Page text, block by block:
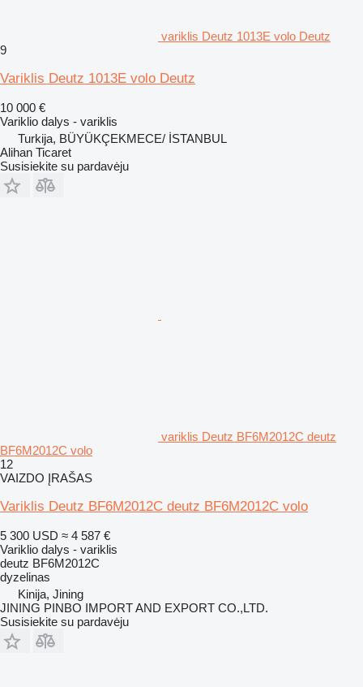
variklis Deutz 1013E volo Deutz
9
Variklis Deutz 1013E volo Deutz
10 000 €
Variklio dalys - variklis
Turkija, BÜYÜKÇEKMECE/ İSTANBUL
Alihan Ticaret
Susisiekite su pardavėju
variklis Deutz BF6M2012C deutz
BF6M2012C volo
12
VAIZDO ĮRAŠAS
Variklis Deutz BF6M2012C deutz BF6M2012C volo
5 300 USD ≈ 4 587 €
Variklio dalys - variklis
deutz BF6M2012C
dyzelinas
Kinija, Jining
JINING PINBO IMPORT AND EXPORT CO.,LTD.
Susisiekite su pardavėju